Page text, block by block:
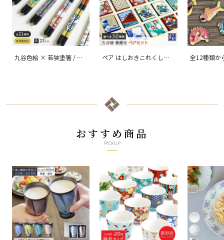
九谷色絵 × 若狭塗箸 / 青
ペア はしおきこれくしょ
全12種類か
おすすめ商品
PICKUP